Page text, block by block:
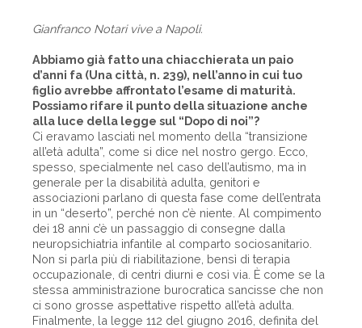
Gianfranco Notari vive a Napoli.
Abbiamo già fatto una chiacchierata un paio
d’anni fa (Una città, n. 239), nell’anno in cui tuo
figlio avrebbe affrontato l’esame di maturità.
Possiamo rifare il punto della situazione anche
alla luce della legge sul “Dopo di noi”?
Ci eravamo lasciati nel momento della “transizione
all’età adulta”, come si dice nel nostro gergo. Ecco,
spesso, specialmente nel caso dell’autismo, ma in
generale per la disabilità adulta, genitori e
associazioni parlano di questa fase come dell’entrata
in un “deserto”, perché non c’è niente. Al compimento
dei 18 anni c’è un passaggio di consegne dalla
neuropsichiatria infantile al comparto sociosanitario.
Non si parla più di riabilitazione, bensì di terapia
occupazionale, di centri diurni e così via. È come se la
stessa amministrazione burocratica sancisse che non
ci sono grosse aspettative rispetto all’età adulta.
Finalmente, la legge 112 del giugno 2016, definita del